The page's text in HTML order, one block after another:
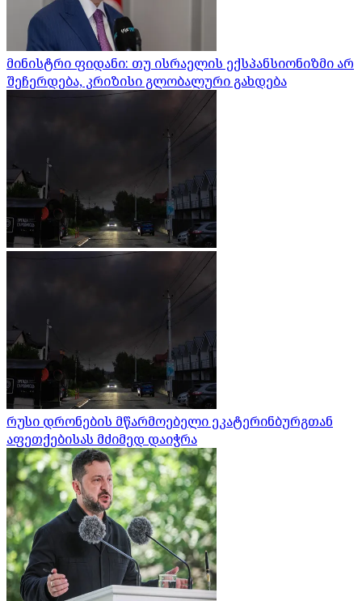
მინისტრი ფიდანი: თუ ისრაელის ექსპანსიონიზმი არ
შეჩერდება, კრიზისი გლობალური გახდება
რუსი დრონების მწარმოებელი ეკატერინბურგთან
აფეთქებისას მძიმედ დაიჭრა